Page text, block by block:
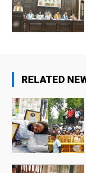
RELATED